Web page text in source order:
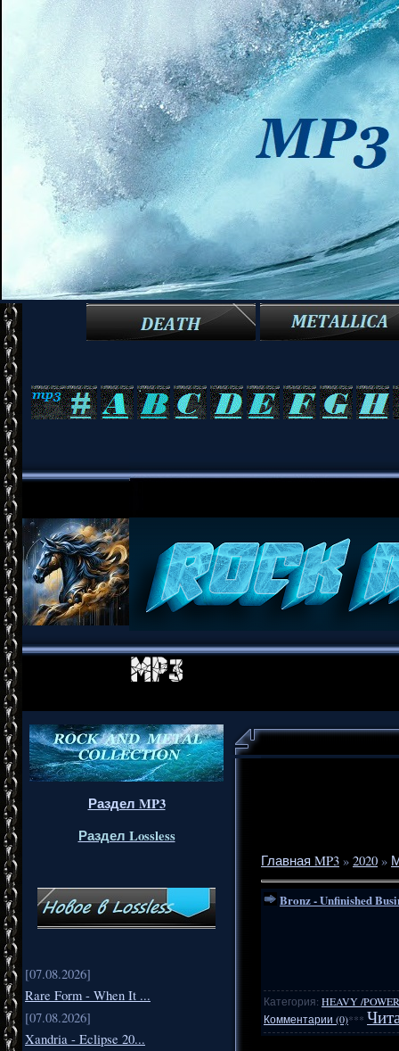
Раздел MP3
Раздел Lossless
[07.08.2026]
Rare Form - When It ...
[07.08.2026]
Xandria - Eclipse 20...
Главная MP3 » 2020 »
Bronz - Unfinished
Категория: HEAVY /
Комментарии (0)***